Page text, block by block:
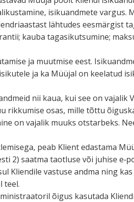
isiku­andmete vargus.
lähtudes eesmärgist
kauba tagasi­kut­sumine;
ja muutmise eest.
ja ka Müüjal on keelatud
nii kaua, kui see on vajalik
rikkumise osas, mille tõttu
on vajalik muuks otstarbeks.
peab Klient edastama
2) saatma taotluse või juhise
Kliendile vastuse andma ning
teel.
õigus kasutada